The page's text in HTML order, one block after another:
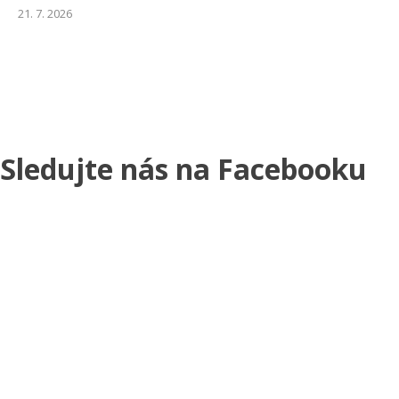
21. 7. 2026
Sledujte nás na Facebooku